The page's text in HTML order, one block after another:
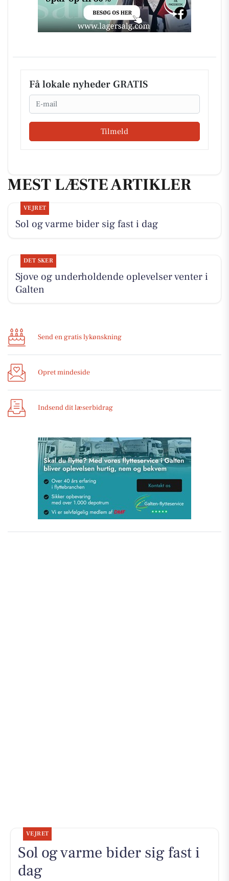
Få lokale nyheder GRATIS
Email
Tilmeld
MEST LÆSTE ARTIKLER
VEJRET
Sol og varme bider sig fast i dag
DET SKER
Sjove og underholdende oplevelser venter i
Galten
Send en gratis lykønskning
Opret mindeside
Indsend dit læserbidrag
VEJRET
Sol og varme bider sig fast i
dag